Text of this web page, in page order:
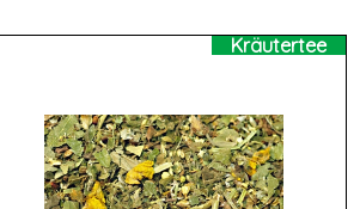
Kräutertee